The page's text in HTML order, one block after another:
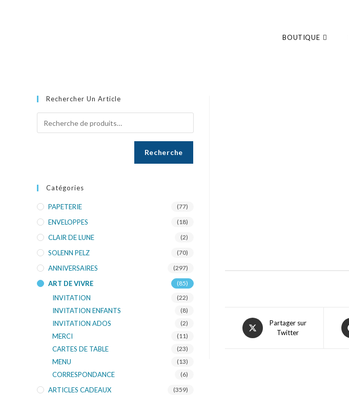
BOUTIQUE
Partager sur
Twitter
Rechercher Un Article
Recherche
Catégories
PAPETERIE (77)
ENVELOPPES (18)
CLAIR DE LUNE (2)
SOLENN PELZ (70)
ANNIVERSAIRES (297)
ART DE VIVRE (85)
INVITATION (22)
INVITATION ENFANTS (8)
INVITATION ADOS (2)
MERCI (11)
CARTES DE TABLE (23)
MENU (13)
CORRESPONDANCE (6)
ARTICLES CADEAUX (359)